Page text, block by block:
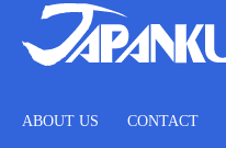
ABOUT US CONTACT